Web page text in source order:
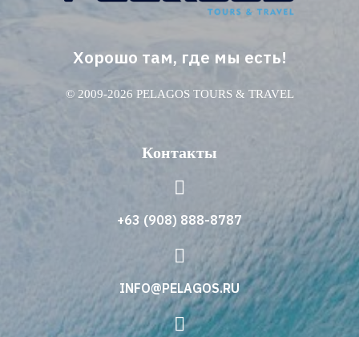
Хорошо там, где мы есть!
© 2009-2026 PELAGOS TOURS & TRAVEL
Контакты
+63 (908) 888-8787
INFO@PELAGOS.RU